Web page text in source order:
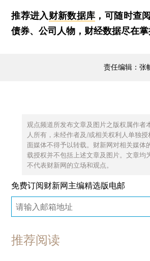
推荐进入财新数据库 ，可随时查
债券、公司人物，财经数据尽在掌
责任编辑：张
观点频道所发布文章及图片之版权属作者
人所有，未经作者及/或相关权利人单独
面媒体不得予以转载。财新网对相关媒体
载授权并不包括上述文章及图片。文章均
不代表财新网的立场和观点。
免费订阅财新网主编精选版电邮
推荐阅读